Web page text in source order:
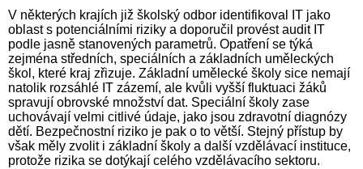
V některých krajích již školský odbor identifikoval IT jako
oblast s potenciálními riziky a doporučil provést audit IT
podle jasně stanovených parametrů. Opatření se týká
zejména středních, speciálních a základních uměleckých
škol, které kraj zřizuje. Základní umělecké školy sice nemají
natolik rozsáhlé IT zázemí, ale kvůli vyšší fluktuaci žáků
spravují obrovské množství dat. Speciální školy zase
uchovávají velmi citlivé údaje, jako jsou zdravotní diagnózy
dětí. Bezpečnostní riziko je pak o to větší. Stejný přístup by
však měly zvolit i základní školy a další vzdělávací instituce,
protože rizika se dotýkají celého vzdělávacího sektoru.